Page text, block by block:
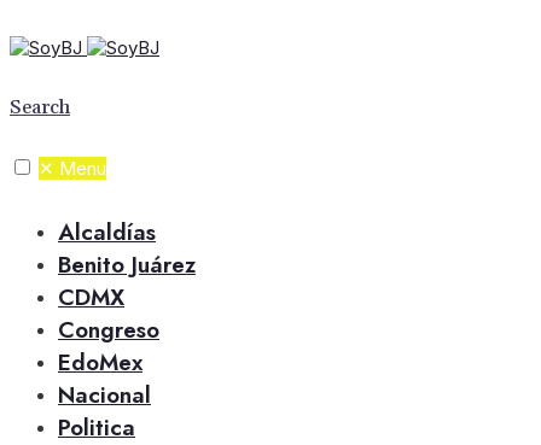
Search
✕ Menu
Alcaldías
Benito Juárez
CDMX
Congreso
EdoMex
Nacional
Politica